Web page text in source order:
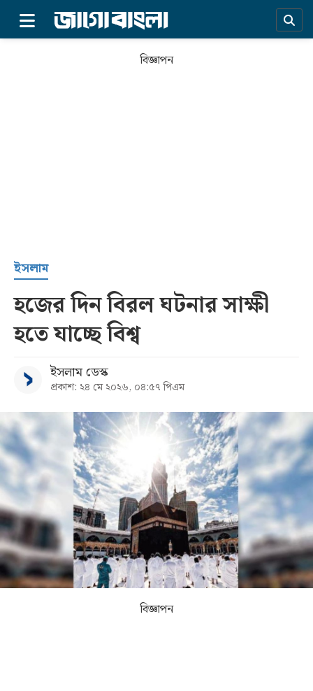
সর্বশেষ
বিভাগ
আর্কাইভ
কনভার্টার
বিজ্ঞাপন
ইসলাম
হজের দিন বিরল ঘটনার সাক্ষী
হতে যাচ্ছে বিশ্ব
ইসলাম ডেস্ক
প্রকাশ: ২৪ মে ২০২৬, ০৪:৫৭ পিএম
বিজ্ঞাপন